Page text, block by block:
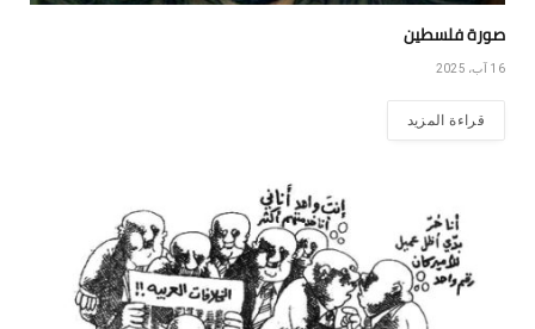
صورة فلسطين
16 آب، 2025
قراءة المزيد